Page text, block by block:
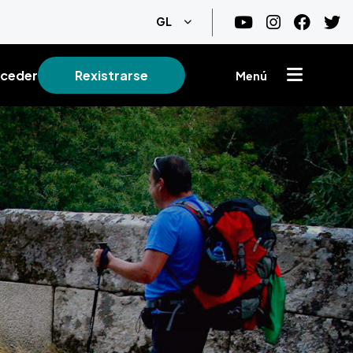
GL List additional actions
Rexistrarse Menú